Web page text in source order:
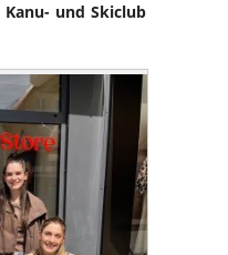
Kanu- und Skiclub